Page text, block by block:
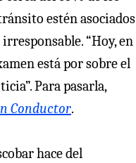
estén asociados
“Hoy, en
está por sobre el
Para pasarla,
Conductor.
hace del